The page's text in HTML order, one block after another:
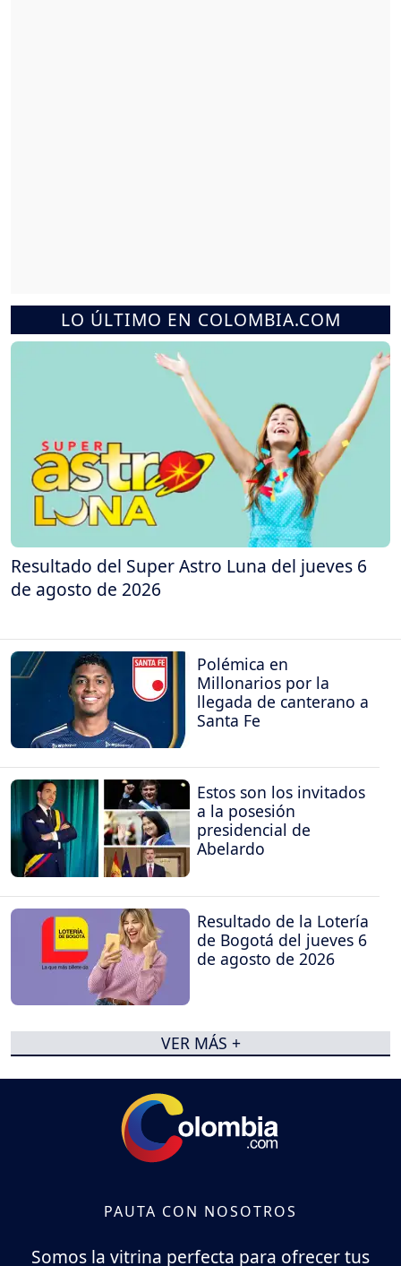
LO ÚLTIMO EN COLOMBIA.COM
Resultado del Super Astro Luna del jueves 6
de agosto de 2026
Polémica en
Millonarios por la
llegada de canterano a
Santa Fe
Estos son los invitados
a la posesión
presidencial de
Abelardo
Resultado de la Lotería
de Bogotá del jueves 6
de agosto de 2026
VER MÁS +
PAUTA CON NOSOTROS
Somos la vitrina perfecta para ofrecer tus